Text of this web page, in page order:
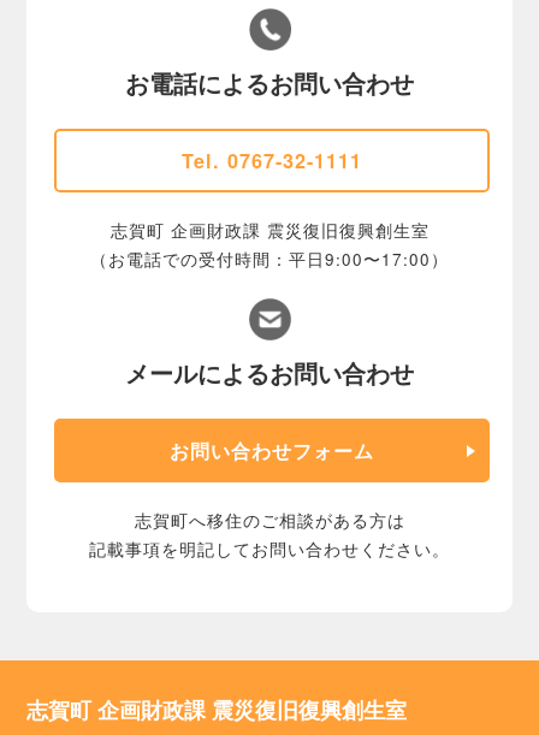
お電話によるお問い合わせ
Tel. 0767-32-1111
志賀町 企画財政課 震災復旧復興創生室
（お電話での受付時間：平日9:00〜17:00）
メールによるお問い合わせ
お問い合わせフォーム
志賀町へ移住のご相談がある方は
記載事項を明記してお問い合わせください。
志賀町 企画財政課 震災復旧復興創生室